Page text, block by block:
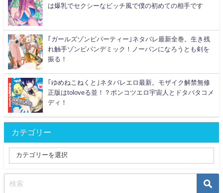
は爆乳でセクシーなビッチ風で僕の初めての相手です
｢ガールズゾンビパーティー｣ネタバレ最新全巻。生き残
れ触手ゾンビパンデミック！ノーパンになろうとも剣を
振る！
｢ゆめねこねくと｣ネタバレエロ最新。モザイク解禁無修
正版はtoloveる並！？ポンコツエロ宇宙人とドタバタコメ
ディ！
カテゴリー